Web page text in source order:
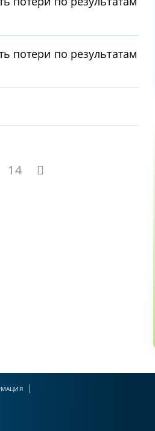
потери по результатам
14
20,03руб.